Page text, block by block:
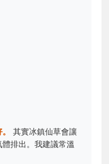
其實冰鎮仙草會讓
排出。我建議常溫